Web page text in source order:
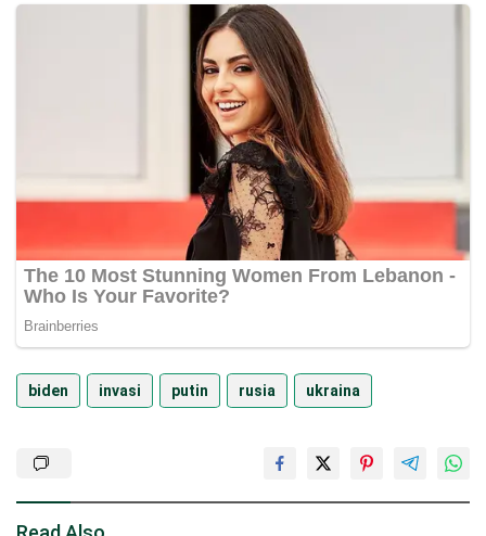
biden invasi putin rusia ukraina